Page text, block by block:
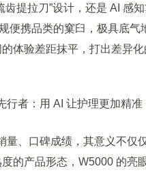
齿提拉刀”设计，还是 AI 感
便携品类的窠臼，极具底气
体验差距抹平，打出差异化
者：用 AI 让护理更加精准
、口碑成绩，其意义不仅
的产品形态，W5000 的亮